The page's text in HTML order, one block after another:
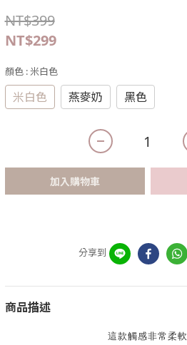
NT$399
NT$299
顏色 : 米白色
米白色 燕麥奶 黑色
加入購物車
分享到
商品描述
這款觸感非常柔軟